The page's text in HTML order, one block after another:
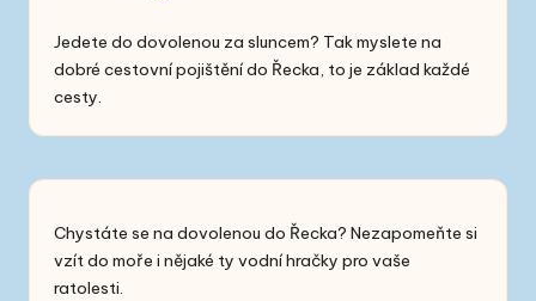
Jedete do dovolenou za sluncem? Tak myslete na
dobré cestovní pojištění do Řecka, to je základ každé
cesty.
Chystáte se na dovolenou do Řecka? Nezapomeňte si
vzít do moře i nějaké ty vodní hračky pro vaše
ratolesti.